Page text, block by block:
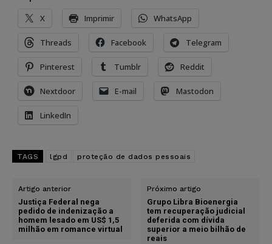
X Imprimir WhatsApp
Threads Facebook Telegram
Pinterest Tumblr Reddit
Nextdoor E-mail Mastodon
LinkedIn
TAGS lgpd proteção de dados pessoais
Artigo anterior
Justiça Federal nega
pedido de indenização a
homem lesado em US$ 1,5
milhão em romance virtual
Próximo artigo
Grupo Libra Bioenergia
tem recuperação judicial
deferida com dívida
superior a meio bilhão de
reais